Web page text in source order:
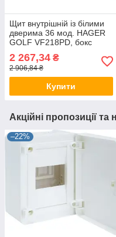
Щит внутрішній із білими
дверима 36 мод. HAGER
GOLF VF218РD, бокс
для автоматів
2 267,34 ₴
2 906,84 ₴
Купити
Акційні пропозиції та
–22%